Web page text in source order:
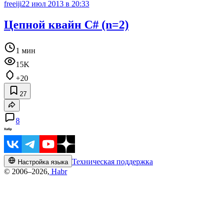
freeiji22 июл 2013 в 20:33
Цепной квайн С# (n=2)
1 мин
15K
+20
27
8
Настройка языка Техническая поддержка
© 2006–2026, Habr